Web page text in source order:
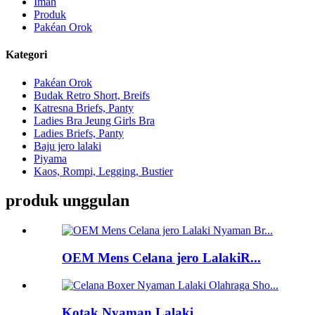
Produk
Pakéan Orok
Kategori
Pakéan Orok
Budak Retro Short, Breifs
Katresna Briefs, Panty
Ladies Bra Jeung Girls Bra
Ladies Briefs, Panty
Baju jero lalaki
Piyama
Kaos, Rompi, Legging, Bustier
produk unggulan
OEM Mens Celana jero LalakiR...